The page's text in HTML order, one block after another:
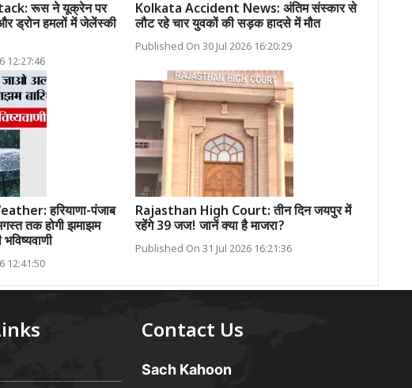
रूस ने यूक्रेन पर
ड्रोन हमलों में जेलेंस्की
12:27:46
Kolkata Accident News: अंतिम संस्कार से
लौट रहे चार युवकों की सड़क हादसे में मौत
Published On 30 Jul 2026 16:20:29
हरियाणा-पंजाब
तक होगी झमाझम
12:41:50
Rajasthan High Court: तीन दिन जयपुर में
रहेंगे 39 जज! जानें क्या है माजरा?
Published On 31 Jul 2026 16:21:36
Contact Us
Sach Kahoon